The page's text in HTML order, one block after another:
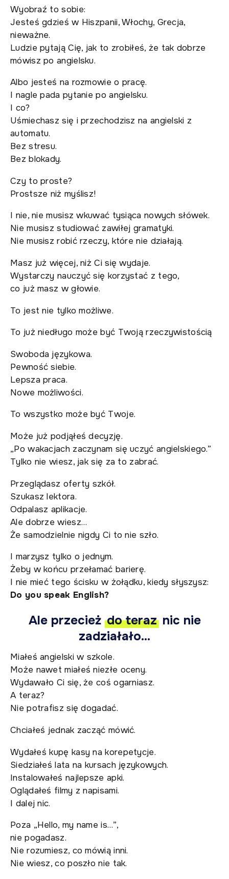
Wyobraź to sobie:
Jesteś gdzieś w Hiszpanii, Włochy, Grecja,
nieważne.
Ludzie pytają Cię, jak to zrobiłeś, że tak dobrze
mówisz po angielsku.
Albo jesteś na rozmowie o pracę.
I nagle pada pytanie po angielsku.
I co?
Uśmiechasz się i przechodzisz na angielski z
automatu.
Bez stresu.
Bez blokady.
Czy to proste?
Prostsze niż myślisz!
I nie, nie musisz wkuwać tysiąca nowych słówek.
Nie musisz studiować zawiłej gramatyki.
Nie musisz robić rzeczy, które nie działają.
Masz już więcej, niż Ci się wydaje.
Wystarczy nauczyć się korzystać z tego,
co już masz w głowie.
To jest nie tylko możliwe.
To już niedługo może być Twoją rzeczywistością
Swoboda językowa.
Pewność siebie.
Lepsza praca.
Nowe możliwości.
To wszystko może być Twoje.
Może już podjąłeś decyzję.
„Po wakacjach zaczynam się uczyć angielskiego.”
Tylko nie wiesz, jak się za to zabrać.
Przeglądasz oferty szkół.
Szukasz lektora.
Odpalasz aplikacje.
Ale dobrze wiesz…
Że samodzielnie nigdy Ci to nie szło.
I marzysz tylko o jednym.
Żeby w końcu przełamać barierę.
I nie mieć tego ścisku w żołądku, kiedy słyszysz:
Do you speak English?
Ale przecież do teraznic nie
zadziałało…
Miałeś angielski w szkole.
Może nawet miałeś niezłe oceny.
Wydawało Ci się, że coś ogarniasz.
A teraz?
Nie potrafisz się dogadać.
Chciałeś jednak zacząć mówić.
Wydałeś kupę kasy na korepetycje.
Siedziałeś lata na kursach językowych.
Instalowałeś najlepsze apki.
Oglądałeś filmy z napisami.
I dalej nic.
Poza „Hello, my name is…”,
nie pogadasz.
Nie rozumiesz, co mówią inni.
Nie wiesz, co poszło nie tak.